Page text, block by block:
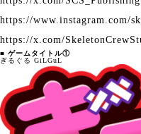
https://www.instagram.com/
https://x.com/
■ ゲームタイトル①
ぎるぐる GiLGuL